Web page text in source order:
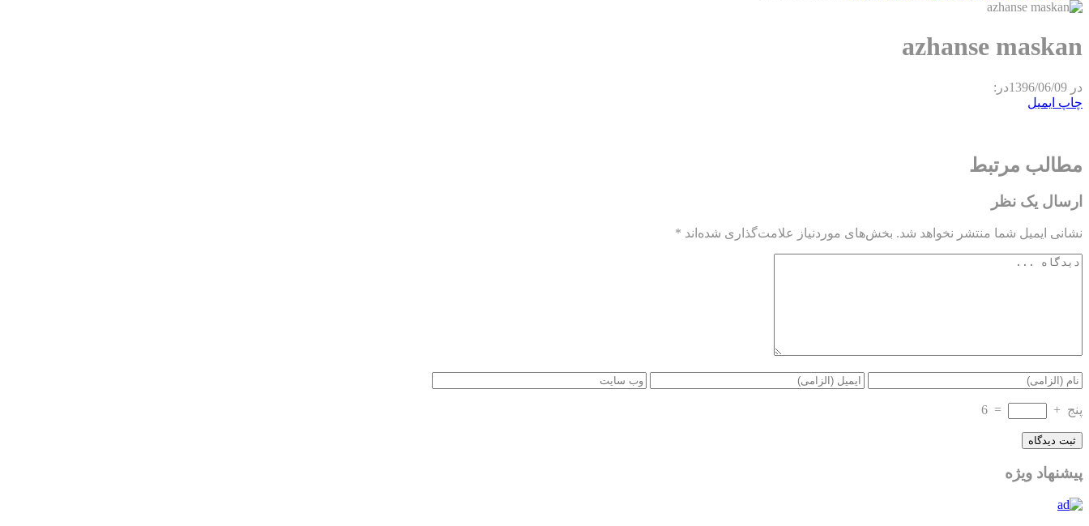
azhanse maskan
در 1396/06/09در:
چاپ ایمیل
مطالب مرتبط
ارسال یک نظر
نشانی ایمیل شما منتشر نخواهد شد. بخش‌های موردنیاز علامت‌گذاری شده‌اند *
پنج +
=
6
پیشنهاد ویژه